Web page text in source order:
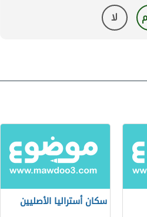
لا
سكان أستراليا الأصليين